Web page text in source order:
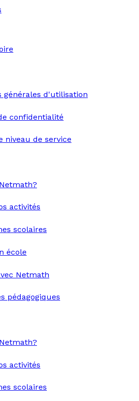
générales d'utilisation
confidentialité
niveau de service
activités
scolaires
école
Netmath
pédagogiques
activités
scolaires